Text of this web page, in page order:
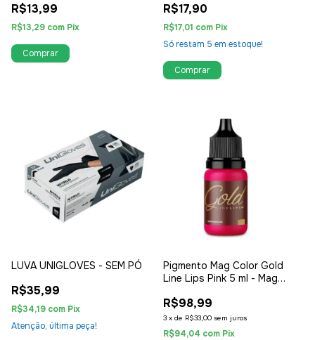
R$13,99
R$13,29 com Pix
THAUXI
R$17,90
R$17,01 com Pix
Só restam 5 em estoque!
LUVA UNIGLOVES - SEM PÓ
R$35,99
R$34,19 com Pix
Atenção, última peça!
Pigmento Mag Color Gold
Line Lips Pink 5 ml - Mag
R$98,99
3 x de R$33,00 sem juros
R$94,04 com Pix